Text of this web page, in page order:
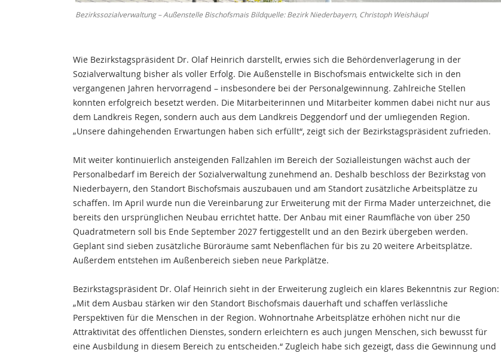
Bezirkssozialverwaltung – Außenstelle Bischofsmais Bildquelle: Bezirk Niederbayern, Christoph Weishäupl
Wie Bezirkstagspräsident Dr. Olaf Heinrich darstellt, erwies sich die Behördenverlagerung in der
Sozialverwaltung bisher als voller Erfolg. Die Außenstelle in Bischofsmais entwickelte sich in den
vergangenen Jahren hervorragend – insbesondere bei der Personalgewinnung. Zahlreiche Stellen
konnten erfolgreich besetzt werden. Die Mitarbeiterinnen und Mitarbeiter kommen dabei nicht nur aus
dem Landkreis Regen, sondern auch aus dem Landkreis Deggendorf und der umliegenden Region.
„Unsere dahingehenden Erwartungen haben sich erfüllt“, zeigt sich der Bezirkstagspräsident zufrieden.
Mit weiter kontinuierlich ansteigenden Fallzahlen im Bereich der Sozialleistungen wächst auch der
Personalbedarf im Bereich der Sozialverwaltung zunehmend an. Deshalb beschloss der Bezirkstag von
Niederbayern, den Standort Bischofsmais auszubauen und am Standort zusätzliche Arbeitsplätze zu
schaffen. Im April wurde nun die Vereinbarung zur Erweiterung mit der Firma Mader unterzeichnet, die
bereits den ursprünglichen Neubau errichtet hatte. Der Anbau mit einer Raumfläche von über 250
Quadratmetern soll bis Ende September 2027 fertiggestellt und an den Bezirk übergeben werden.
Geplant sind sieben zusätzliche Büroräume samt Nebenflächen für bis zu 20 weitere Arbeitsplätze.
Außerdem entstehen im Außenbereich sieben neue Parkplätze.
Bezirkstagspräsident Dr. Olaf Heinrich sieht in der Erweiterung zugleich ein klares Bekenntnis zur Region:
„Mit dem Ausbau stärken wir den Standort Bischofsmais dauerhaft und schaffen verlässliche
Perspektiven für die Menschen in der Region. Wohnortnahe Arbeitsplätze erhöhen nicht nur die
Attraktivität des öffentlichen Dienstes, sondern erleichtern es auch jungen Menschen, sich bewusst für
eine Ausbildung in diesem Bereich zu entscheiden.“ Zugleich habe sich gezeigt, dass die Gewinnung und